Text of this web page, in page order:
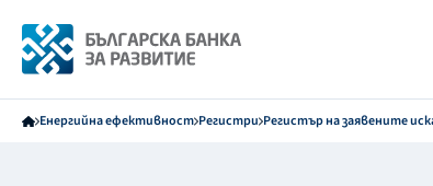
Енергийна ефективност Регистри Регистър на заявените